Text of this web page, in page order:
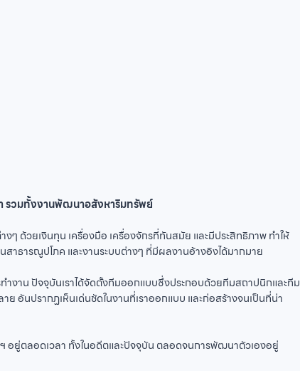
รวมทั้งงานพัฒนาอสังหาริมทรัพย์
ๆ ด้วยเงินทุน เครื่องมือ เครื่องจักรที่ทันสมัย และมีประสิทธิภาพ ทำให้
สาธารณูปโภค และงานระบบต่างๆ ที่มีผลงานอ้างอิงได้มากมาย
ำงาน ปัจจุบันเราได้จัดตั้งทีมออกแบบซึ่งประกอบด้วยทีมสถาปนิกและทีม
อันปรากฏเห็นเด่นชัดในงานที่เราออกแบบ และก่อสร้างจนเป็นที่น่า
อยู่ตลอดเวลา ทั้งในอดีตและปัจจุบัน ตลอดจนการพัฒนาตัวเองอยู่